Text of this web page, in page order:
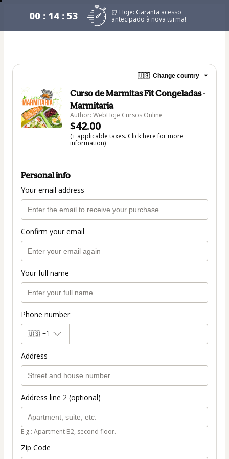
00 : 14 : 53
⏰ Hoje: Garanta acesso
antecipado à nova turma!
🇺🇸 Change country
Curso de Marmitas Fit Congeladas -
Marmitaria
Author: WebHoje Cursos Online
$42.00
(+ applicable taxes. Click herefor more
information)
Personal info
Your email address
Confirm your email
Your full name
Phone number
🇺🇸 +1
Address
Address line 2 (optional)
E.g.: Apartment B2, second floor.
Zip Code